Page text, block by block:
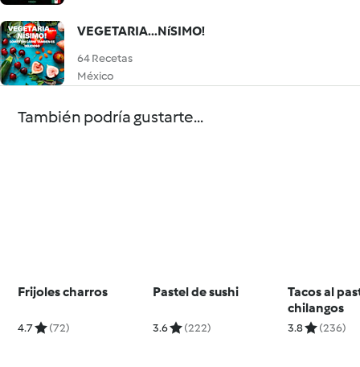
VEGETARIA...NíSIMO!
64 Recetas
México
También podría gustarte...
Frijoles charros
4.7 (72)
Pastel de sushi
3.6 (222)
Tacos al
chilangos
3.8 (236)